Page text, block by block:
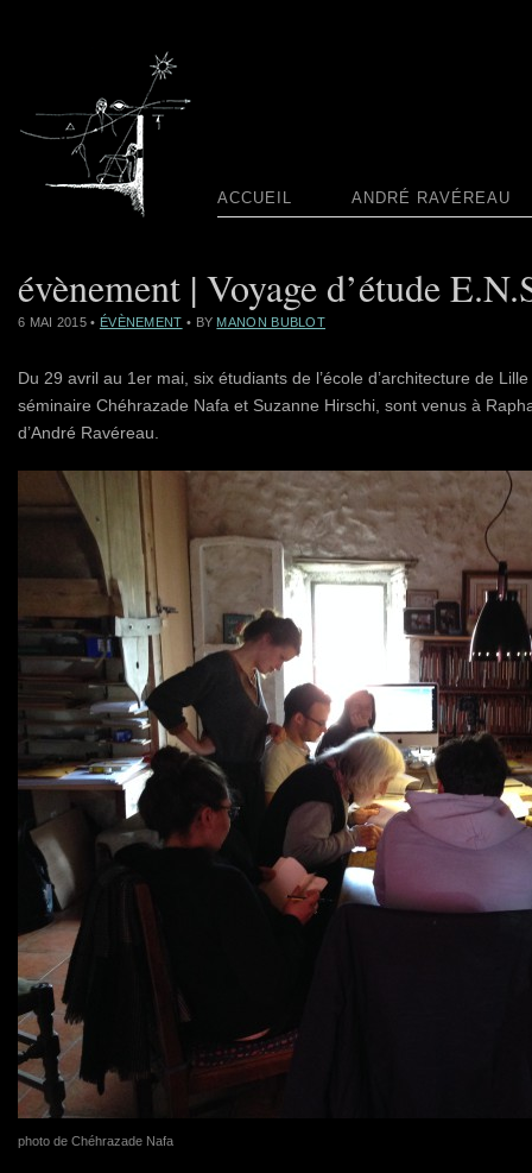
ACCUEIL ANDRÉ RAVÉREAU
évènement | Voyage d’étude
6 MAI 2015 • ÉVÈNEMENT • BY MANON BUBLOT
Du 29 avril au 1er mai, six étudiants de l’école d’architecture de
séminaire Chéhrazade Nafa et Suzanne Hirschi, sont venus à
d’André Ravéreau.
photo de Chéhrazade Nafa